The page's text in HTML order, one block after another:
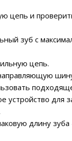
цепь и
зуб с
цепь.
устройство для
длину зуба